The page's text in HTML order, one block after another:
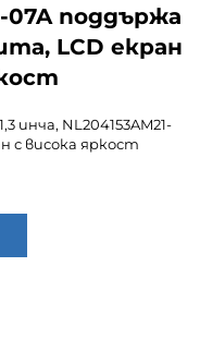
07A поддържа
LCD екран
инча, NL204153AM21-
с висока яркост